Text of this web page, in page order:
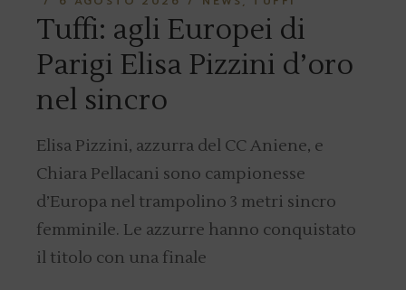
Tuffi: agli Europei di
Parigi Elisa Pizzini d’oro
nel sincro
Elisa Pizzini, azzurra del CC Aniene, e
Chiara Pellacani sono campionesse
d’Europa nel trampolino 3 metri sincro
femminile. Le azzurre hanno conquistato
il titolo con una finale